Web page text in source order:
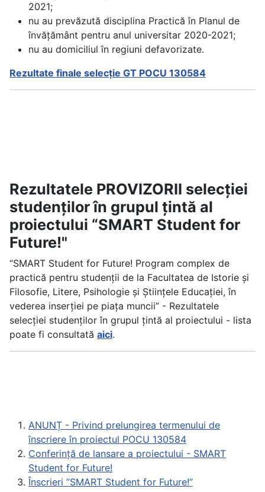
2021;
nu au prevăzută disciplina Practică în Planul de
învățământ pentru anul universitar 2020-2021;
nu au domiciliul în regiuni defavorizate.
Rezultate finale selecție GT POCU 130584
Rezultatele PROVIZORII selecției
studenților în grupul țintă al
proiectului “SMART Student for
Future!"
“SMART Student for Future! Program complex de
practică pentru studenții de la Facultatea de Istorie și
Filosofie, Litere, Psihologie și Științele Educației, în
vederea inserției pe piața muncii” - Rezultatele
selecției studenților în grupul țintă al proiectului - lista
poate fi consultată aici.
ANUNȚ - Privind prelungirea termenului de
înscriere în proiectul POCU 130584
Conferință de lansare a proiectului - SMART
Student for Future!
Înscrieri ”SMART Student for Future!”